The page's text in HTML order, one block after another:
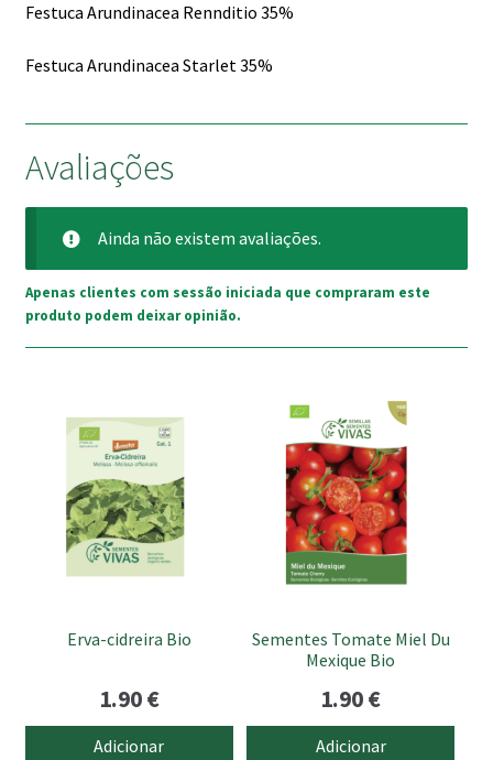
Festuca Arundinacea Rennditio 35%
Festuca Arundinacea Starlet 35%
Avaliações
Ainda não existem avaliações.
Apenas clientes com sessão iniciada que compraram este
produto podem deixar opinião.
Erva-cidreira Bio
1.90€
Adicionar
Sementes Tomate Miel Du
Mexique Bio
1.90€
Adicionar